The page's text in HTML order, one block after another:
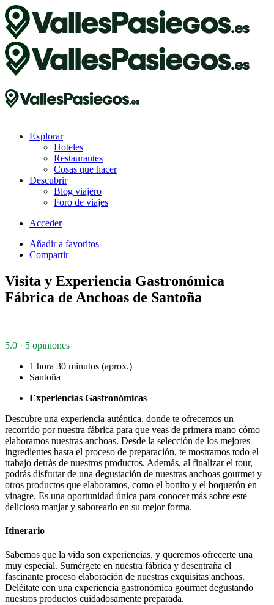
Explorar
Hoteles
Restaurantes
Cosas que hacer
Descubrir
Blog viajero
Foro de viajes
Acceder
Añadir a favoritos
Compartir
Visita y Experiencia Gastronómica
Fábrica de Anchoas de Santoña
5.0 · 5 opiniones
1 hora 30 minutos (aprox.)
Santoña
Experiencias Gastronómicas
Descubre una experiencia auténtica, donde te ofrecemos un
recorrido por nuestra fábrica para que veas de primera mano cómo
elaboramos nuestras anchoas. Desde la selección de los mejores
ingredientes hasta el proceso de preparación, te mostramos todo el
trabajo detrás de nuestros productos. Además, al finalizar el tour,
podrás disfrutar de una degustación de nuestras anchoas gourmet y
otros productos que elaboramos, como el bonito y el boquerón en
vinagre. Es una oportunidad única para conocer más sobre este
delicioso manjar y saborearlo en su mejor forma.
Itinerario
Sabemos que la vida son experiencias, y queremos ofrecerte una
muy especial. Sumérgete en nuestra fábrica y desentraña el
fascinante proceso elaboración de nuestras exquisitas anchoas.
Deléitate con una experiencia gastronómica gourmet degustando
nuestros productos cuidadosamente preparada.